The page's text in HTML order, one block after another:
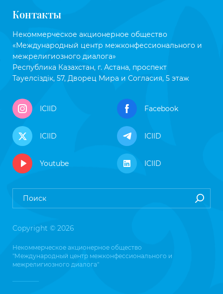
Контакты
Некоммерческое акционерное общество
«Международный центр межконфессионального и
межрелигиозного диалога»
Республика Казахстан, г. Астана, проспект
Тәуелсіздік, 57, Дворец Мира и Согласия, 5 этаж
ICIID Facebook
ICIID ICIID
Youtube ICIID
Copyright © 2026
Некоммерческое акционерное общество
"Международный центр межконфессионального и
межрелигиозного диалога"